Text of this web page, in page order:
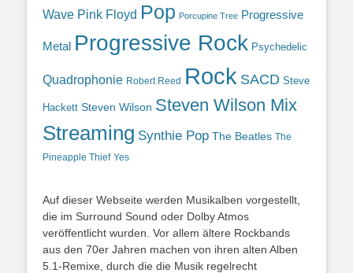
Wave Pink Floyd Pop Porcupine Tree Progressive
Metal Progressive Rock Psychedelic
Quadrophonie Robert Reed Rock SACD Steve
Hackett Steven Wilson Steven Wilson Mix
Streaming Synthie Pop The Beatles The
Pineapple Thief Yes
Auf dieser Webseite werden Musikalben vorgestellt,
die im Surround Sound oder Dolby Atmos
veröffentlicht wurden. Vor allem ältere Rockbands
aus den 70er Jahren machen von ihren alten Alben
5.1-Remixe, durch die die Musik regelrecht